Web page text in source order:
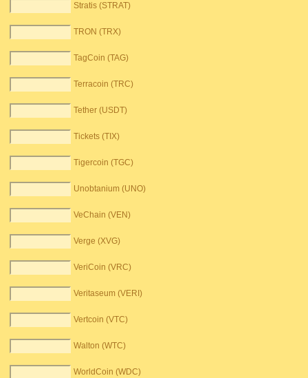
Stratis (STRAT)
TRON (TRX)
TagCoin (TAG)
Terracoin (TRC)
Tether (USDT)
Tickets (TIX)
Tigercoin (TGC)
Unobtanium (UNO)
VeChain (VEN)
Verge (XVG)
VeriCoin (VRC)
Veritaseum (VERI)
Vertcoin (VTC)
Walton (WTC)
WorldCoin (WDC)